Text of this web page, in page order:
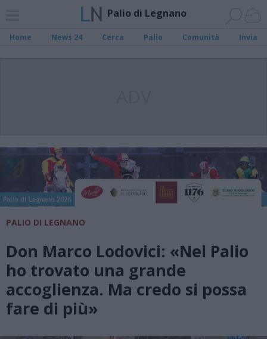
Palio di Legnano
Home News 24 Cerca Palio Comunità Invia
PALIO DI LEGNANO
Don Marco Lodovici: «Nel Palio
ho trovato una grande
accoglienza. Ma credo si possa
fare di più»